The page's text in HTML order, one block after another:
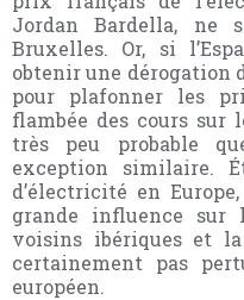
Jordan Bardella, ne
Bruxelles. Or, si
obtenir une dérogation
pour plafonner les
flambée des cours sur
très peu probable
exception similaire.
d’électricité en
grande influence sur
voisins ibériques et
certainement pas
européen.